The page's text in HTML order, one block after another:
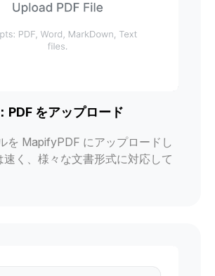
PDF をアップロード
を MapifyPDF にアップロードし
速く、様々な文書形式に対応して